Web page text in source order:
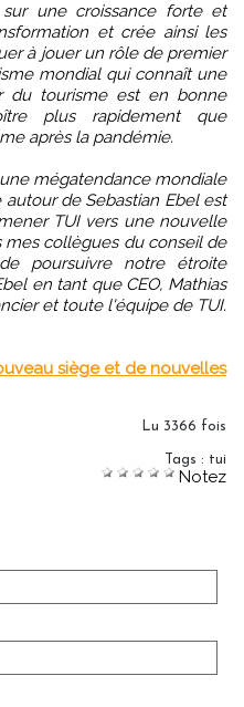
une croissance forte et
et crée ainsi les
à jouer un rôle de premier
mondial qui connaît une
du tourisme est en bonne
plus rapidement que
après la pandémie.
mégatendance mondiale
de Sebastian Ebel est
TUI vers une nouvelle
mes collègues du conseil de
poursuivre notre étroite
en tant que CEO, Mathias
et toute l'équipe de TUI.
siège et de nouvelles
Lu 3366 fois
Tags : tui
Notez